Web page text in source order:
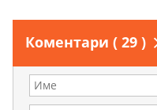
Коментари ( 29 )